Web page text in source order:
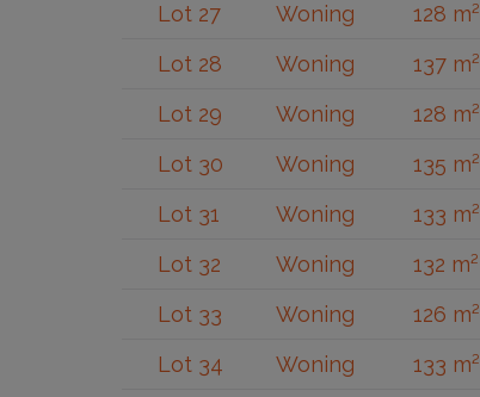
Lot 27
Woning 128 m²
Lot 28
Woning 137 m²
Lot 29
Woning 128 m²
Lot 30
Woning 135 m²
Lot 31
Woning 133 m²
Lot 32
Woning 132 m²
Lot 33
Woning 126 m²
Lot 34
Woning 133 m²